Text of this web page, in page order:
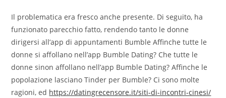
Il problematica era fresco anche presente. Di seguito, ha
funzionato parecchio fatto, rendendo tanto le donne
dirigersi all’app di appuntamenti Bumble Affinche tutte le
donne si affollano nell’app Bumble Dating? Che tutte le
donne sinon affollano nell’app Bumble Dating? Affinche le
popolazione lasciano Tinder per Bumble? Ci sono molte
ragioni, ed https://datingrecensore.it/siti-di-incontri-cinesi/